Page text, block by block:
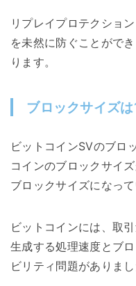
リプレイプロテクショ
を未然に防ぐことがで
ります。
ブロックサイズ
ビットコインSVのブロ
コインのブロックサイ
ブロックサイズになっ
ビットコインには、取
生成する処理速度とブ
ビリティ問題がありまし